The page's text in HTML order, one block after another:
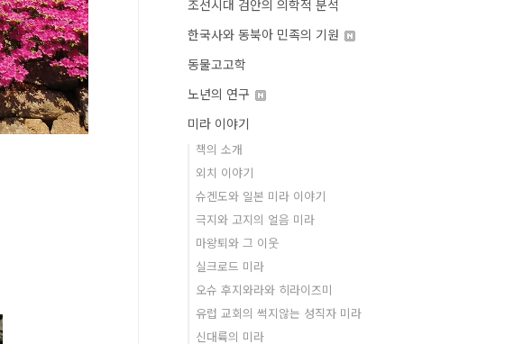
조선시대 검안의 의학적 분석
한국사와 동북아 민족의 기원
동물고고학
노년의 연구
미라 이야기
책의 소개
외치 이야기
슈겐도와 일본 미라 이야기
극지와 고지의 얼음 미라
마왕퇴와 그 이웃
실크로드 미라
오슈 후지와라와 히라이즈미
유럽 교회의 썩지않는 성직자 미라
신대륙의 미라